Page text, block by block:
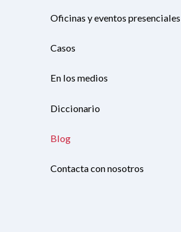
Oficinas y eventos presenciales
Casos
En los medios
Diccionario
Blog
Contacta con nosotros